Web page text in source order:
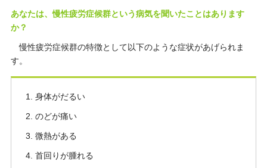
あなたは、慢性疲労症候群という病気を聞いたことはあります
か？
慢性疲労症候群の特徴として以下のような症状があげられま
す。
身体がだるい
のどが痛い
微熱がある
首回りが腫れる